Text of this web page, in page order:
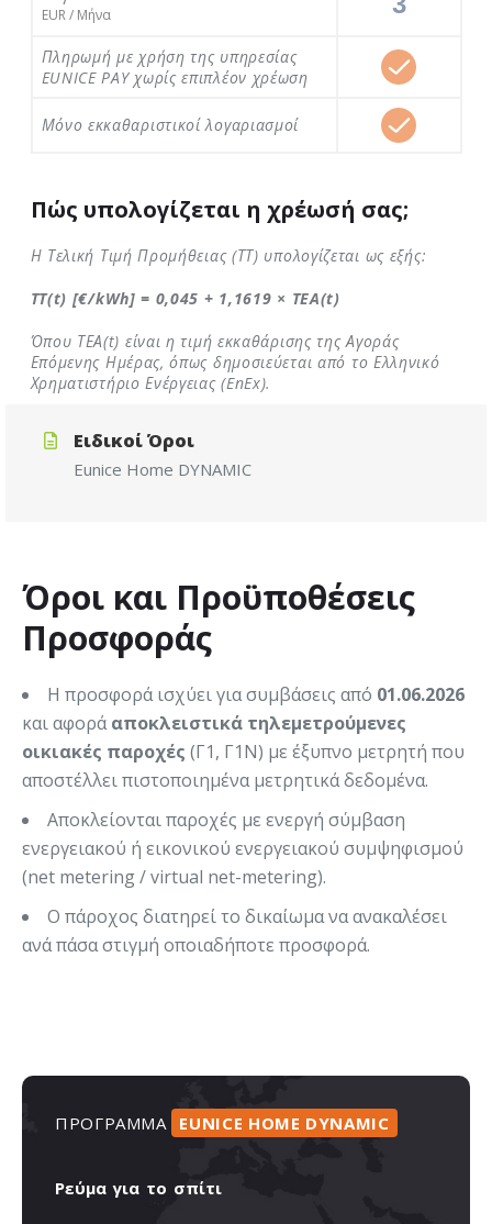
EUR / Μήνα
Πληρωμή με χρήση της υπηρεσίας
EUNICE PAY χωρίς επιπλέον χρέωση
Μόνο εκκαθαριστικοί λογαριασμοί
Πώς υπολογίζεται η χρέωσή σας;
Η Τελική Τιμή Προμήθειας (ΤΤ) υπολογίζεται ως εξής:
ΤΤ(t) [€/kWh] = 0,045 + 1,1619 × ΤΕΑ(t)
Όπου ΤΕΑ(t) είναι η τιμή εκκαθάρισης της Αγοράς
Επόμενης Ημέρας, όπως δημοσιεύεται από το Ελληνικό
Χρηματιστήριο Ενέργειας (EnEx).
Ειδικοί Όροι
Eunice Home DYNAMIC
Όροι και Προϋποθέσεις
Προσφοράς
Η προσφορά ισχύει για συμβάσεις από 01.06.2026
και αφοράαποκλειστικά τηλεμετρούμενες
οικιακές παροχές (Γ1, Γ1Ν) με έξυπνο μετρητή που
αποστέλλει πιστοποιημένα μετρητικά δεδομένα.
Αποκλείονται παροχές με ενεργή σύμβαση
ενεργειακού ή εικονικού ενεργειακού συμψηφισμού
(net metering / virtual net-metering).
Ο πάροχος διατηρεί το δικαίωμα να ανακαλέσει
ανά πάσα στιγμή οποιαδήποτε προσφορά.
ΠΡΟΓΡΑΜΜΑ EUNICE HOME DYNAMIC
Ρεύμα για το σπίτι